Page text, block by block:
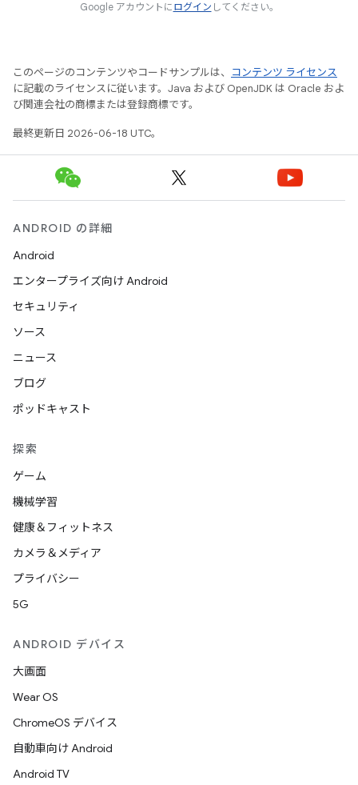
Google アカウントに ログイン してください。
このページのコンテンツやコードサンプルは、
コンテンツ ライセンス
に記載のライセンスに従います。Java および OpenJDK は Oracle およ
び関連会社の商標または登録商標です。
最終更新日 2026-06-18 UTC。
ANDROID の詳細
Android
エンタープライズ向け Android
セキュリティ
ソース
ニュース
ブログ
ポッドキャスト
探索
ゲーム
機械学習
健康＆フィットネス
カメラ＆メディア
プライバシー
5G
ANDROID デバイス
大画面
Wear OS
ChromeOS デバイス
自動車向け Android
Android TV